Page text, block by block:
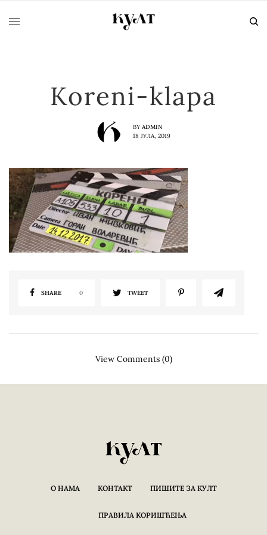
Koreni-klapa
BY ADMIN
18 ЈУЛА, 2019
SHARE 0 TWEET
View Comments (0)
О НАМА КОНТАКТ ПИШИТЕ ЗА КУЛТ
ПРАВИЛА КОРИШЋЕЊА